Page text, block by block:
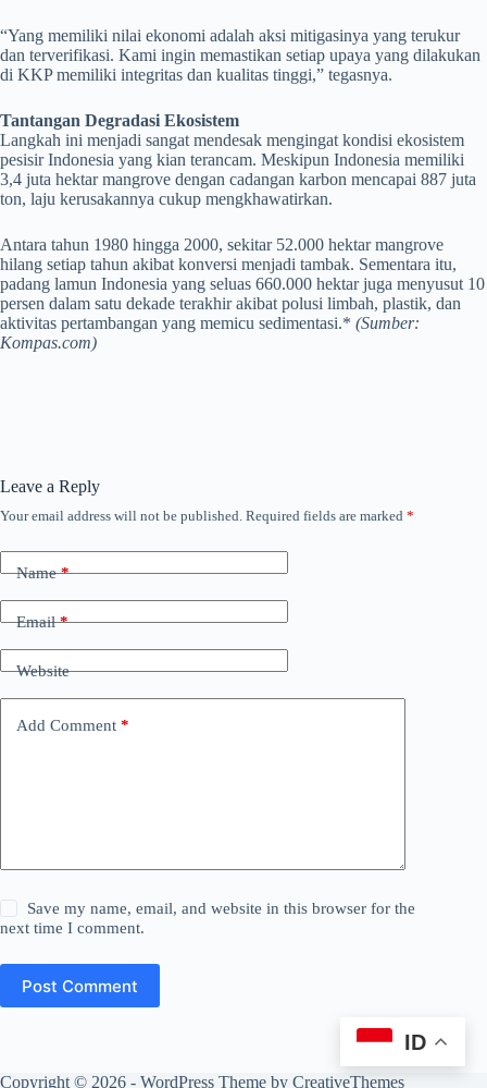
“Yang memiliki nilai ekonomi adalah aksi mitigasinya yang terukur
dan terverifikasi. Kami ingin memastikan setiap upaya yang dilakukan
di KKP memiliki integritas dan kualitas tinggi,” tegasnya.
Tantangan Degradasi Ekosistem
Langkah ini menjadi sangat mendesak mengingat kondisi ekosistem
pesisir Indonesia yang kian terancam. Meskipun Indonesia memiliki
3,4 juta hektar mangrove dengan cadangan karbon mencapai 887 juta
ton, laju kerusakannya cukup mengkhawatirkan.
Antara tahun 1980 hingga 2000, sekitar 52.000 hektar mangrove
hilang setiap tahun akibat konversi menjadi tambak. Sementara itu,
padang lamun Indonesia yang seluas 660.000 hektar juga menyusut 10
persen dalam satu dekade terakhir akibat polusi limbah, plastik, dan
aktivitas pertambangan yang memicu sedimentasi.* (Sumber:
Kompas.com)
Leave a Reply
Your email address will not be published. Required fields are marked *
Name*
Email*
Website
Add Comment *
Save my name, email, and website in this browser for the
next time I comment.
Post Comment
Copyright © 2026 - WordPress Theme by CreativeThemes
ID